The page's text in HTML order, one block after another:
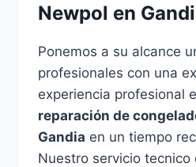
Newpol en
Ponemos a su alcance
profesionales con una
experiencia profesional
reparación de
Gandia en un tiempo
Nuestro servicio tecnico